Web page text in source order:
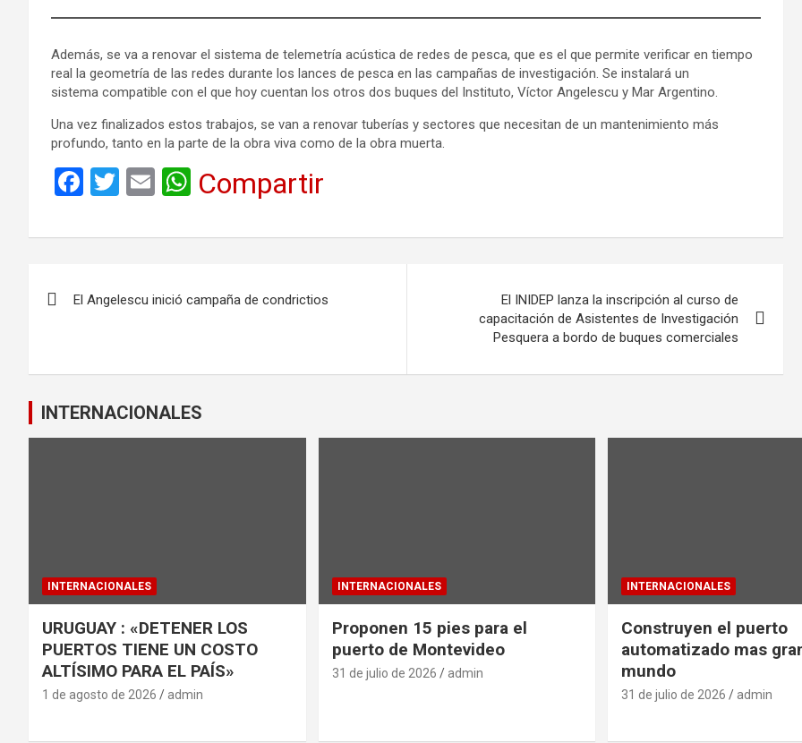
Además, se va a renovar el sistema de telemetría acústica de redes de pesca, que es el que permite verificar en tiempo
real la geometría de las redes durante los lances de pesca en las campañas de investigación. Se instalará un
sistema compatible con el que hoy cuentan los otros dos buques del Instituto, Víctor Angelescu y Mar Argentino.
Una vez finalizados estos trabajos, se van a renovar tuberías y sectores que necesitan de un mantenimiento más
profundo, tanto en la parte de la obra viva como de la obra muerta.
F
ce
o
T
tt
E
ail
W
at
A
Compartir
El Angelescu inició campaña de condrictios
El INIDEP lanza la inscripción al curso de
capacitación de Asistentes de Investigación
Pesquera a bordo de buques comerciales
INTERNACIONALES
INTERNACIONALES
URUGUAY : «DETENER LOS
PUERTOS TIENE UN COSTO
ALTÍSIMO PARA EL PAÍS»
1 de agosto de 2026 admin
INTERNACIONALES
Proponen 15 pies para el
puerto de Montevideo
31 de julio de 2026 admin
INTERNACIONALES
Construyen el puerto
automatizado mas
mundo
31 de julio de 2026 admin